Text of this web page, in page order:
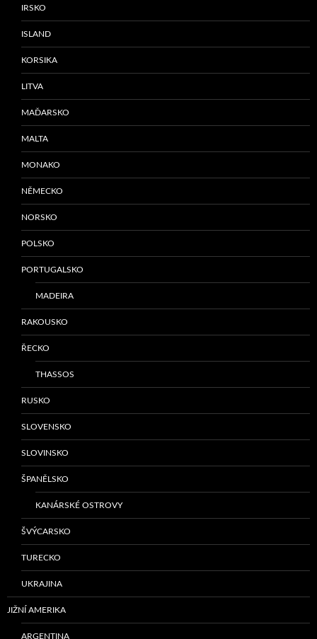
IRSKO
ISLAND
KORSIKA
LITVA
MAĎARSKO
MALTA
MONAKO
NĚMECKO
NORSKO
POLSKO
PORTUGALSKO
MADEIRA
RAKOUSKO
ŘECKO
THASSOS
RUSKO
SLOVENSKO
SLOVINSKO
ŠPANĚLSKO
KANÁRSKÉ OSTROVY
ŠVÝCARSKO
TURECKO
UKRAJINA
JIŽNÍ AMERIKA
ARGENTINA